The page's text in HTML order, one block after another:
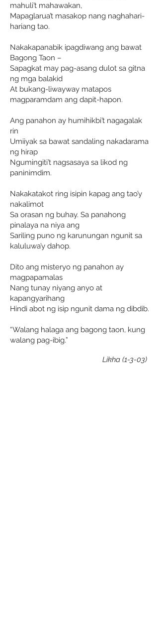
mahuli’t mahawakan,
Mapaglarua’t masakop nang naghahari-
hariang tao.
Nakakapanabik ipagdiwang ang bawat
Bagong Taon –
Sapagkat may pag-asang dulot sa gitna
ng mga balakid
At bukang-liwayway matapos
magparamdam ang dapit-hapon.
Ang panahon ay humihikbi’t nagagalak
rin
Umiiyak sa bawat sandaling nakadarama
ng hirap
Ngumingiti’t nagsasaya sa likod ng
paninimdim.
Nakakatakot ring isipin kapag ang tao’y
nakalimot
Sa orasan ng buhay. Sa panahong
pinalaya na niya ang
Sariling puno ng karunungan ngunit sa
kaluluwa’y dahop.
Dito ang misteryo ng panahon ay
magpapamalas
Nang tunay niyang anyo at
kapangyarihang
Hindi abot ng isip ngunit dama ng dibdib.
“Walang halaga ang bagong taon, kung
walang pag-ibig.”
Likha (1-3-03)